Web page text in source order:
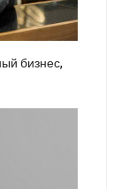
бизнес,